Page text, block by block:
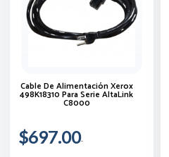
Cable De Alimentación Xerox
498K18310 Para Serie AltaLink
C8000
$697.00